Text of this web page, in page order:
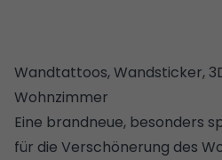
Wandtattoos, Wandsticker,
Wohnzimmer
Eine brandneue, besonders
für die Verschönerung des